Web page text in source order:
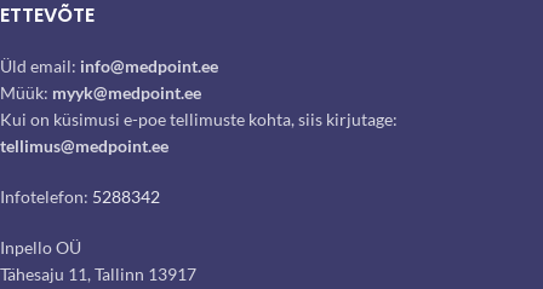
ETTEVÕTE
Üld email: info@medpoint.ee
Müük: myyk@medpoint.ee
Kui on küsimusi e-poe tellimuste kohta, siis kirjutage:
tellimus@medpoint.ee
Infotelefon: 5288342
Inpello OÜ
Tähesaju 11, Tallinn 13917